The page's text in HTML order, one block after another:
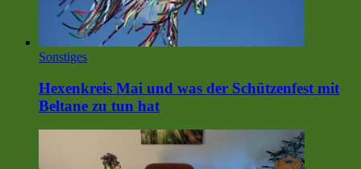
Sonstiges
Hexenkreis Mai und was der Schützenfest mit
Beltane zu tun hat